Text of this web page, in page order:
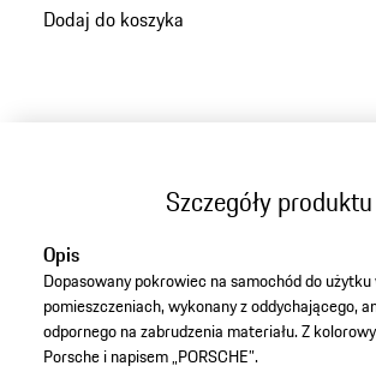
Dodaj do koszyka
Szczegóły produktu
Opis
Dopasowany pokrowiec na samochód do użytku
pomieszczeniach, wykonany z oddychającego,
odpornego na zabrudzenia materiału. Z
Porsche i napisem „PORSCHE”.